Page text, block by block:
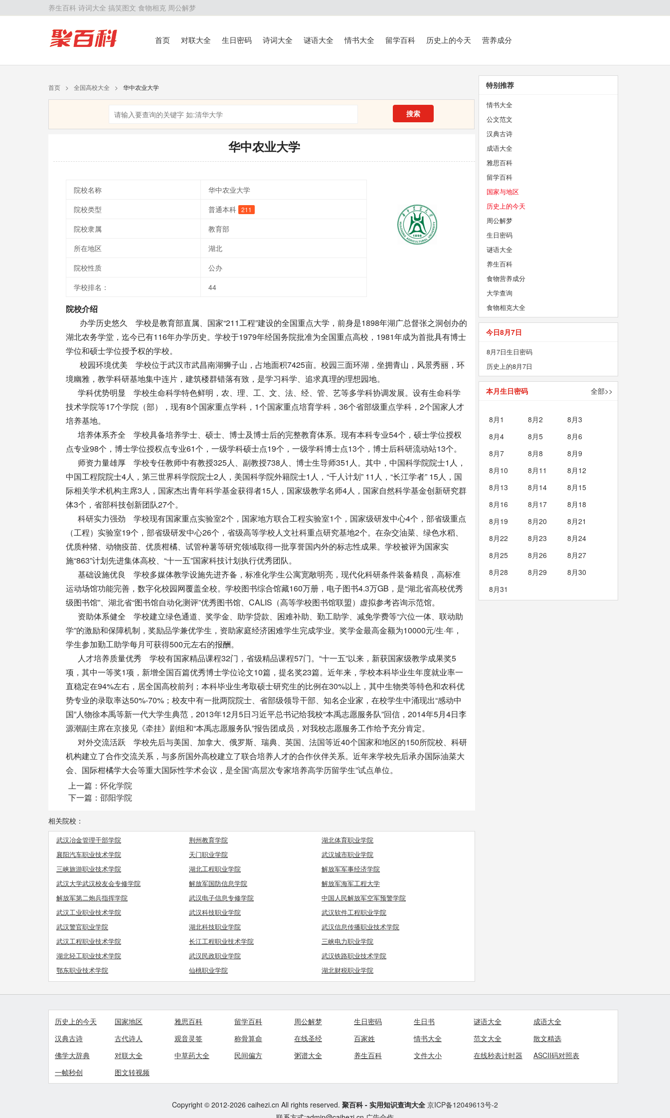
养生百科 诗词大全 搞笑图文 食物相克 周公解梦
首页 对联大全 生日密码 诗词大全 谜语大全 情书大全 留学百科 历史上的今天 营养成分
首页 > 全国高校大全 > 华中农业大学
搜索
华中农业大学
院校名称
华中农业大学
院校类型
普通本科 211
院校隶属
教育部
所在地区
湖北
院校性质
公办
学校排名：
44
院校介绍
办学历史悠久 学校是教育部直属、国家“211工程”建设的全国重点大学，前身是1898年湖广总督张之洞创办的
湖北农务学堂，迄今已有116年办学历史。学校于1979年经国务院批准为全国重点高校，1981年成为首批具有博士
学位和硕士学位授予权的学校。
校园环境优美 学校位于武汉市武昌南湖狮子山，占地面积7425亩。校园三面环湖，坐拥青山，风景秀丽，环
境幽雅，教学科研基地集中连片，建筑楼群错落有致，是学习科学、追求真理的理想园地。
学科优势明显 学校生命科学特色鲜明，农、理、工、文、法、经、管、艺等多学科协调发展。设有生命科学
技术学院等17个学院（部），现有8个国家重点学科，1个国家重点培育学科，36个省部级重点学科，2个国家人才
培养基地。
培养体系齐全 学校具备培养学士、硕士、博士及博士后的完整教育体系。现有本科专业54个，硕士学位授权
点专业98个，博士学位授权点专业61个，一级学科硕士点19个，一级学科博士点13个，博士后科研流动站13个。
师资力量雄厚 学校专任教师中有教授325人、副教授738人、博士生导师351人。其中，中国科学院院士1人，
中国工程院院士4人，第三世界科学院院士2人，美国科学院外籍院士1人，“千人计划” 11人，“长江学者” 15人，国
际相关学术机构主席3人，国家杰出青年科学基金获得者15人，国家级教学名师4人，国家自然科学基金创新研究群
体3个，省部科技创新团队27个。
科研实力强劲 学校现有国家重点实验室2个，国家地方联合工程实验室1个，国家级研发中心4个，部省级重点
（工程）实验室19个，部省级研发中心26个，省级高等学校人文社科重点研究基地2个。在杂交油菜、绿色水稻、
优质种猪、动物疫苗、优质柑橘、试管种薯等研究领域取得一批享誉国内外的标志性成果。学校被评为国家实
施“863”计划先进集体高校、“十一五”国家科技计划执行优秀团队。
基础设施优良 学校多媒体教学设施先进齐备，标准化学生公寓宽敞明亮，现代化科研条件装备精良，高标准
运动场馆功能完善，数字化校园网覆盖全校。学校图书综合馆藏160万册，电子图书4.3万GB，是“湖北省高校优秀
级图书馆”、湖北省“图书馆自动化测评”优秀图书馆、CALIS（高等学校图书馆联盟）虚拟参考咨询示范馆。
资助体系健全 学校建立绿色通道、奖学金、助学贷款、困难补助、勤工助学、减免学费等“六位一体、联动助
学”的激励和保障机制，奖励品学兼优学生，资助家庭经济困难学生完成学业。奖学金最高金额为10000元/生·年，
学生参加勤工助学每月可获得500元左右的报酬。
人才培养质量优秀 学校有国家精品课程32门，省级精品课程57门。“十一五”以来，新获国家级教学成果奖5
项，其中一等奖1项，新增全国百篇优秀博士学位论文10篇，提名奖23篇。近年来，学校本科毕业生年度就业率一
直稳定在94%左右，居全国高校前列；本科毕业生考取硕士研究生的比例在30%以上，其中生物类等特色和农科优
势专业的录取率达50%-70%；校友中有一批两院院士、省部级领导干部、知名企业家，在校学生中涌现出“感动中
国”人物徐本禹等新一代大学生典范，2013年12月5日习近平总书记给我校“本禹志愿服务队”回信，2014年5月4日李
源潮副主席在京接见《牵挂》剧组和“本禹志愿服务队”报告团成员，对我校志愿服务工作给予充分肯定。
对外交流活跃 学校先后与美国、加拿大、俄罗斯、瑞典、英国、法国等近40个国家和地区的150所院校、科研
机构建立了合作交流关系，与多所国外高校建立了联合培养人才的合作伙伴关系。近年来学校先后承办国际油菜大
会、国际柑橘学大会等重大国际性学术会议，是全国“高层次专家培养高学历留学生”试点单位。
上一篇：怀化学院
下一篇： 邵阳学院
相关院校：
武汉冶金管理干部学院 荆州教育学院
湖北体育职业学院
襄阳汽车职业技术学院
天门职业学院
武汉城市职业学院
三峡旅游职业技术学院
湖北工程职业学院
解放军军事经济学院
武汉大学武汉校友会专修学院
解放军国防信息学院
解放军海军工程大学
解放军第二炮兵指挥学院
武汉电子信息专修学院
中国人民解放军空军预警学院
武汉工业职业技术学院
武汉科技职业学院
武汉软件工程职业学院
武汉警官职业学院
湖北科技职业学院
武汉信息传播职业技术学院
武汉工程职业技术学院
长江工程职业技术学院
三峡电力职业学院
湖北轻工职业技术学院
武汉民政职业学院
武汉铁路职业技术学院
鄂东职业技术学院
仙桃职业学院 湖北财税职业学院
特别推荐
情书大全
公文范文
汉典古诗
成语大全
雅思百科
留学百科
国家与地区
历史上的今天
周公解梦
生日密码
谜语大全
养生百科
食物营养成分
大学查询
食物相克大全
今日8月7日
8月7日生日密码
历史上的8月7日
本月生日密码 全部>>
8月1 8月2
8月3
8月4
8月5
8月6
8月7
8月8
8月9
8月10
8月11
8月12
8月13
8月14
8月15
8月16
8月17
8月18
8月19
8月20
8月21
8月22
8月23
8月24
8月25
8月26
8月27
8月28
8月29
8月30
8月31
历史上的今天 国家地区 雅思百科 留学百科 周公解梦 生日密码 生日书 谜语大全
成语大全
汉典古诗
古代诗人 观音灵签 称骨算命 在线圣经 百家姓 情书大全 范文大全
散文精选
佛学大辞典
对联大全 中草药大全 民间偏方 粥谱大全 养生百科 文件大小 在线秒表计时器
ASCII码对照表
一帧秒创
图文转视频
Copyright © 2012-2026 caihezi.cn All rights reserved. 聚百科 - 实用知识查询大全 京ICP备12049613号-2